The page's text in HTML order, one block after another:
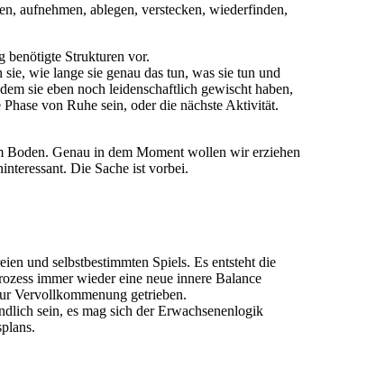
aufnehmen, ablegen, verstecken, wiederfinden,
benötigte Strukturen vor.
wie lange sie genau das tun, was sie tun und
sie eben noch leidenschaftlich gewischt haben,
von Ruhe sein, oder die nächste Aktivität.
Boden. Genau in dem Moment wollen wir erziehen
Die Sache ist vorbei.
und selbstbestimmten Spiels. Es entsteht die
immer wieder eine neue innere Balance
Vervollkommenung getrieben.
sein, es mag sich der Erwachsenenlogik